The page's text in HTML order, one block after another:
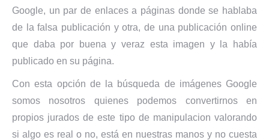
Google, un par de enlaces a páginas donde se hablaba
de la falsa publicación y otra, de una publicación online
que daba por buena y veraz esta imagen y la había
publicado en su página.
Con esta opción de la búsqueda de imágenes Google
somos nosotros quienes podemos convertirnos en
propios jurados de este tipo de manipulacion valorando
si algo es real o no, está en nuestras manos y no cuesta